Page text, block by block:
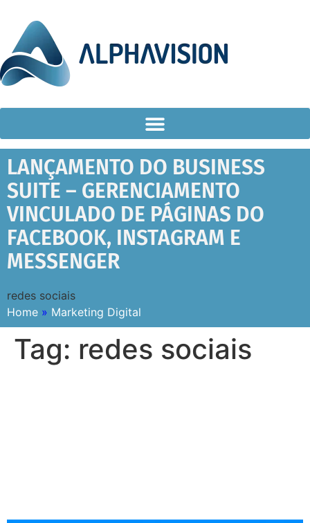
LANÇAMENTO DO BUSINESS
SUITE – GERENCIAMENTO
VINCULADO DE PÁGINAS DO
FACEBOOK, INSTAGRAM E
MESSENGER
redes sociais
Home » Marketing Digital
Tag: redes sociais